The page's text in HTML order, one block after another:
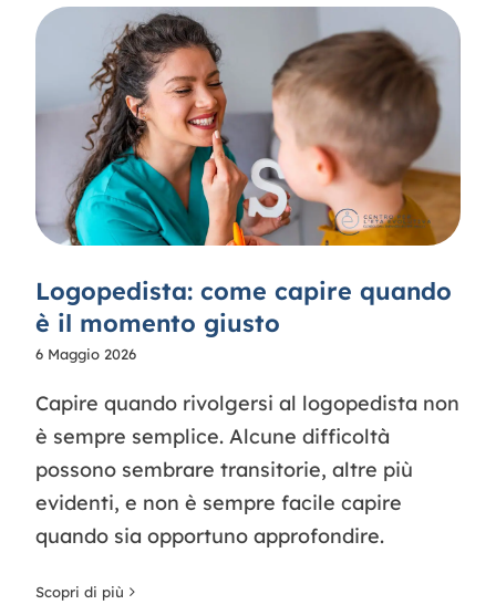
Logopedista: come capire quando
è il momento giusto
6 Maggio 2026
Capire quando rivolgersi al logopedista non
è sempre semplice. Alcune difficoltà
possono sembrare transitorie, altre più
evidenti, e non è sempre facile capire
quando sia opportuno approfondire.
Scopri di più